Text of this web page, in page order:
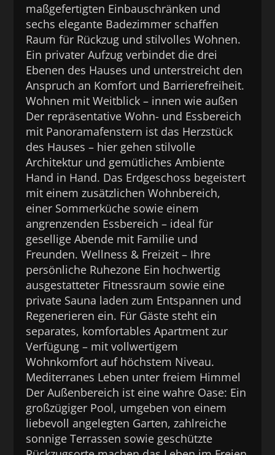
maßgefertigten Einbauschränken und
sechs elegante Badezimmer schaffen
Raum für Rückzug und stilvolles Wohnen.
Ein privater Aufzug verbindet die drei
Ebenen des Hauses und unterstreicht den
Anspruch an Komfort und Barrierefreiheit.
Wohnen mit Weitblick – innen wie außen
Der repräsentative Wohn- und Essbereich
mit Panoramafenstern ist das Herzstück
des Hauses – hier gehen stilvolle
Architektur und gemütliches Ambiente
Hand in Hand. Das Erdgeschoss begeistert
mit einem zusätzlichen Wohnbereich,
einer Sommerküche sowie einem
angrenzenden Essbereich – ideal für
gesellige Abende mit Familie und
Freunden. Wellness & Freizeit – Ihre
persönliche Ruhezone Ein hochwertig
ausgestatteter Fitnessraum sowie eine
private Sauna laden zum Entspannen und
Regenerieren ein. Für Gäste steht ein
separates, komfortables Apartment zur
Verfügung – mit vollwertigem
Wohnkomfort auf höchstem Niveau.
Mediterranes Leben unter freiem Himmel
Der Außenbereich ist eine wahre Oase: Ein
großzügiger Pool, umgeben von einem
liebevoll angelegten Garten, zahlreiche
sonnige Terrassen sowie geschützte